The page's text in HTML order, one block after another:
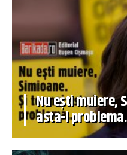
Nu ești muiere,
asta-i